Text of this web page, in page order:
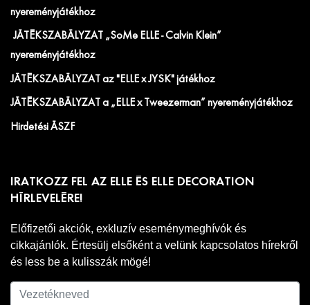
nyereményjátékhoz
JÁTÉKSZABÁLYZAT „SoMe ELLE - Calvin Klein”
nyereményjátékhoz
JÁTÉKSZABÁLYZAT az "ELLE x JYSK" játékhoz
JÁTÉKSZABÁLYZAT a „ELLE x Tweezerman” nyereményjátékhoz
Hirdetési ÁSZF
IRATKOZZ FEL AZ ELLE ÉS ELLE DECORATION
HÍRLEVELÉRE!
Előfizetői akciók, exkluzív eseménymeghívók és
cikkajánlók. Értesülj elsőként a velünk kapcsolatos hírekről
és less be a kulisszák mögé!